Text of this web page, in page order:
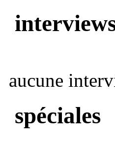
aucune
spéciales